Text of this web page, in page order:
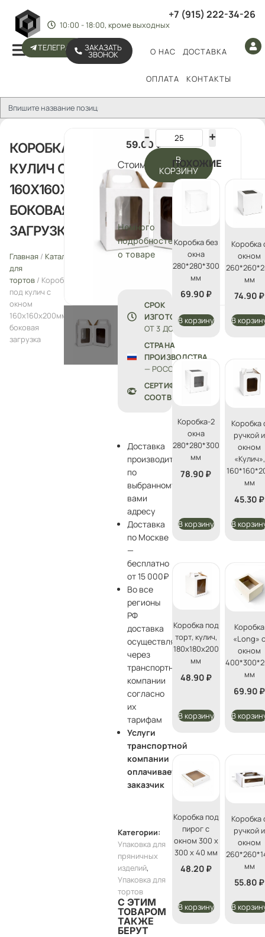
+7 (915) 222-34-26
10:00 - 18:00, кроме выходных
ТЕЛЕГРАМ ЗАКАЗАТЬ
ЗВОНОК О НАС ДОСТАВКА
ОПЛАТА КОНТАКТЫ
КОРОБКА ПОД
КУЛИЧ С ОКНОМ
160Х160Х200ММ,
БОКОВАЯ
ЗАГРУЗКА
Главная / Каталог
для
тортов / Коробка
под кулич с
окном
160х160х200мм,
боковая
загрузка
Стоимость:
59.00₽
В
КОРЗИНУ
Немного
подробностей
о товаре
СРОК
ИЗГОТОВЛЕНИЯ:
ОТ 3 ДО 5 ДНЕЙ
СТРАНА
ПРОИЗВОДСТВА
— РОССИЯ
СЕРТИФИКАТЫ
СООТВЕТСТВИЯ
Доставка
производится
по
выбранному
вами
адресу
Доставка
по Москве
—
бесплатно
от 15 000₽
Во все
регионы
РФ
доставка
осуществляется
через
транспортные
компании
согласно
их
тарифам
Услуги
транспортной
компании
оплачивает
заказчик
Категории:
Упаковка для
пряничных
изделий,
Упаковка для
тортов
С ЭТИМ
ТОВАРОМ
ТАКЖЕ
БЕРУТ
ПОХОЖИЕ
Коробка без
окна
280*280*300
мм
69.90 ₽
В корзину
Коробка
окном
мм
74.90 ₽
В
Коробка-2
окна
280*280*300
мм
78.90 ₽
В корзину
Коробка
ручкой и
окном
«Кулич»,
мм
45.30 ₽
В
Коробка под
торт, кулич,
180х180х200
мм
48.90 ₽
В корзину
Коробка
«Long»
окном
мм
69.90 ₽
В
Коробка под
пирог с
окном 300 х
300 х 40 мм
48.20 ₽
В корзину
Коробка
ручкой и
окном
мм
55.80 ₽
В